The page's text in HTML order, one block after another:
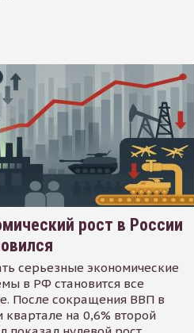
рост в России
серьезные экономические
в РФ становится все
После сокращения ВВП в
квартале на 0,6% второй